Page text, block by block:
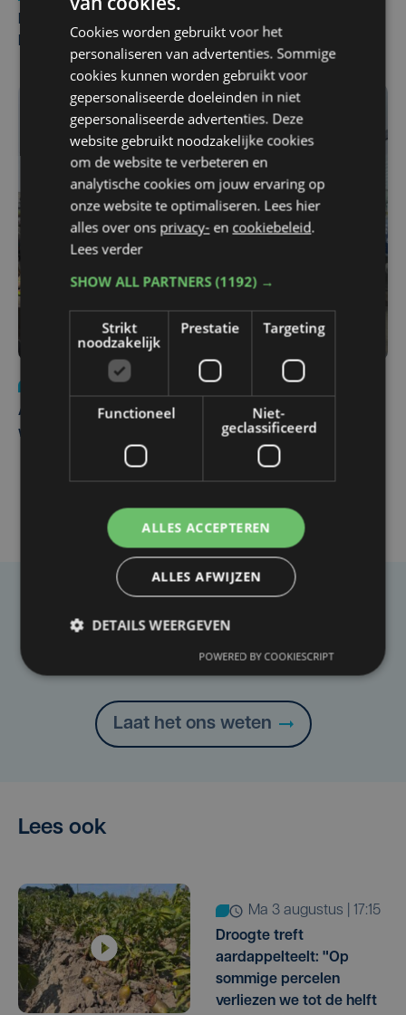
Pieters Brugge
do 30 juli | 12:57
Autobestuurster rijdt na foutief manoeuvre tegen
winkelgevel in Ieper
artikel?
Laat het ons weten
Lees ook
ma 3 augustus | 17:15
Droogte treft
aardappelteelt: "Op
sommige percelen
verliezen we tot de helft
Cookies worden gebruikt voor het
personaliseren van advertenties. Sommige
cookies kunnen worden gebruikt voor
gepersonaliseerde doeleinden in niet
gepersonaliseerde advertenties. Deze
website gebruikt noodzakelijke cookies
om de website te verbeteren en
analytische cookies om jouw ervaring op
onze website te optimaliseren. Lees hier
alles over ons privacy- en cookiebeleid.
Lees verder
SHOW ALL PARTNERS(1192) →
Strikt
noodzakelijk
Prestatie Targeting
Functioneel
Niet-
geclassificeerd
ALLES ACCEPTEREN
ALLES AFWIJZEN
DETAILS WEERGEVEN
POWERED BY COOKIESCRIPT